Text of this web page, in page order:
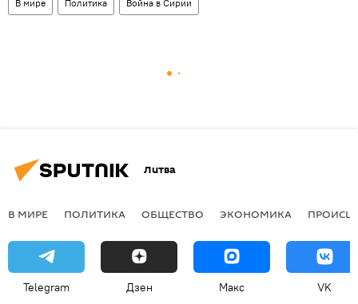
В мире Политика Война в Сирии
Литва
В МИРЕ ПОЛИТИКА ОБЩЕСТВО ЭКОНОМИКА
Telegram Дзен Макс VK